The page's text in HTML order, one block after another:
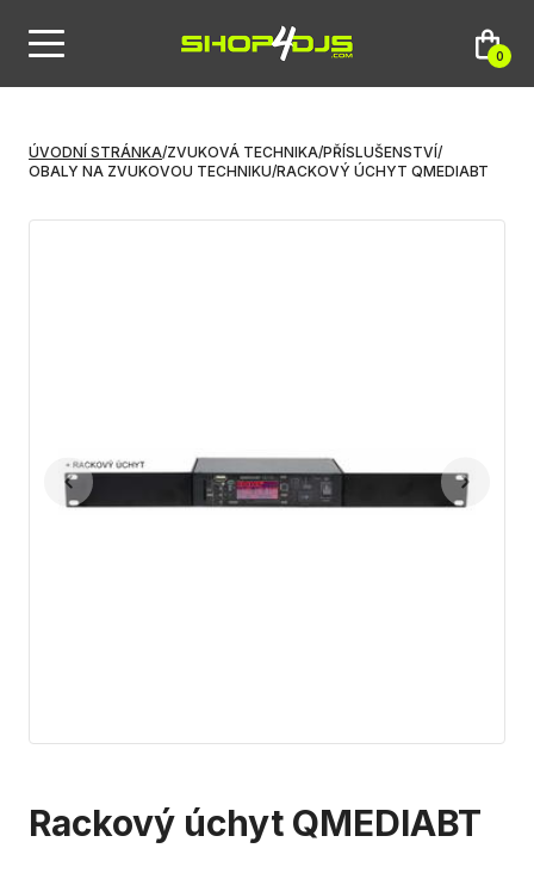
0
ÚVODNÍ STRÁNKA/ZVUKOVÁ TECHNIKA/PŘÍSLUŠENSTVÍ/
OBALY NA ZVUKOVOU TECHNIKU/RACKOVÝ ÚCHYT QMEDIABT
Rackový úchyt QMEDIABT